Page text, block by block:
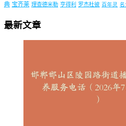
典 宝齐莱 理查德米勒 亨得利 罗杰杜彼 百年灵 名
最新文章